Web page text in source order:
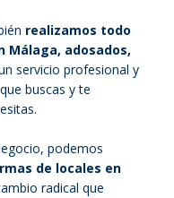
realizamos todo
Málaga, adosados,
servicio profesional y
buscas y te
podemos
de locales en
radical que